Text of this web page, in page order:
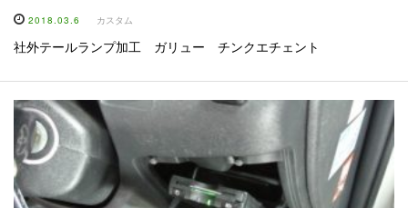
2018.03.6 カスタム
社外テールランプ加工 ガリュー チンクエチェント